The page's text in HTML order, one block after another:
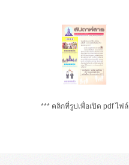
*** คลิกที่รูปเพื่อเปิด pdf ไฟล์